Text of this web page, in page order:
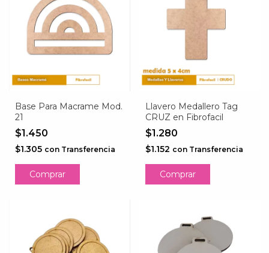
Base Para Macrame Mod.
21
$1.450
$1.305 con Transferencia
Comprar
Llavero Medallero Tag
CRUZ en Fibrofacil
$1.280
$1.152 con Transferencia
Comprar